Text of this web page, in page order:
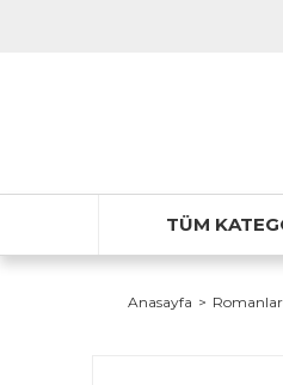
TÜM
Anasayfa